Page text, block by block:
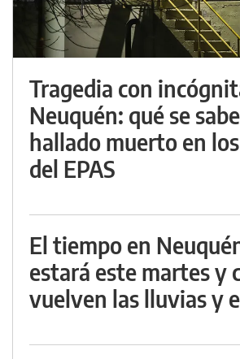
Tragedia con
Neuquén: qué se
hallado muerto en
del EPAS
El tiempo en
estará este martes y
vuelven las lluvias y